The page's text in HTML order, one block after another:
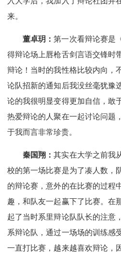
来。
董卓玥：第一次看辩论赛是
得辩论场上唇枪舌剑言语交锋时
辩论！当时的我性格比较内向，
论队招新的通知后我没丝毫犹豫
论的我很明显变得更加自信，敢
热爱辩论的人聚在一起讨论问题
于我而言非常珍贵。
秦国翔：其实在大学之前我
校的第一场比赛是为了凑人数，
的辩论赛，意外的在比赛的过程
趣，和队友一起赢下了比赛。在
起了当时系里辩论队队长的注意
系辩论队，通过一场场的训练感
一直打比赛，越来越喜欢辩论，